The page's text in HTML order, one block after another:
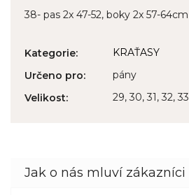
38- pas 2x 47-52, boky 2x 57-64cm
Kategorie:
KRAŤASY
Určeno pro:
pány
Velikost: 29, 30, 31, 32,